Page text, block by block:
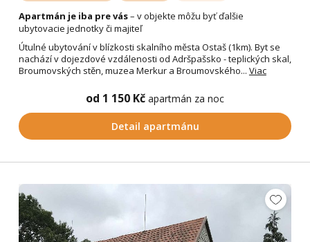
Apartmán je iba pre vás– v objekte môžu byť ďalšie
ubytovacie jednotky či majiteľ
Útulné ubytování v blízkosti skalního města Ostaš (1km). Byt se
nachází v dojezdové vzdálenosti od Adršpašsko - teplických skal,
Broumovských stěn, muzea Merkur a Broumovského... Viac
od 1 150 Kč apartmán za noc
Detail apartmánu